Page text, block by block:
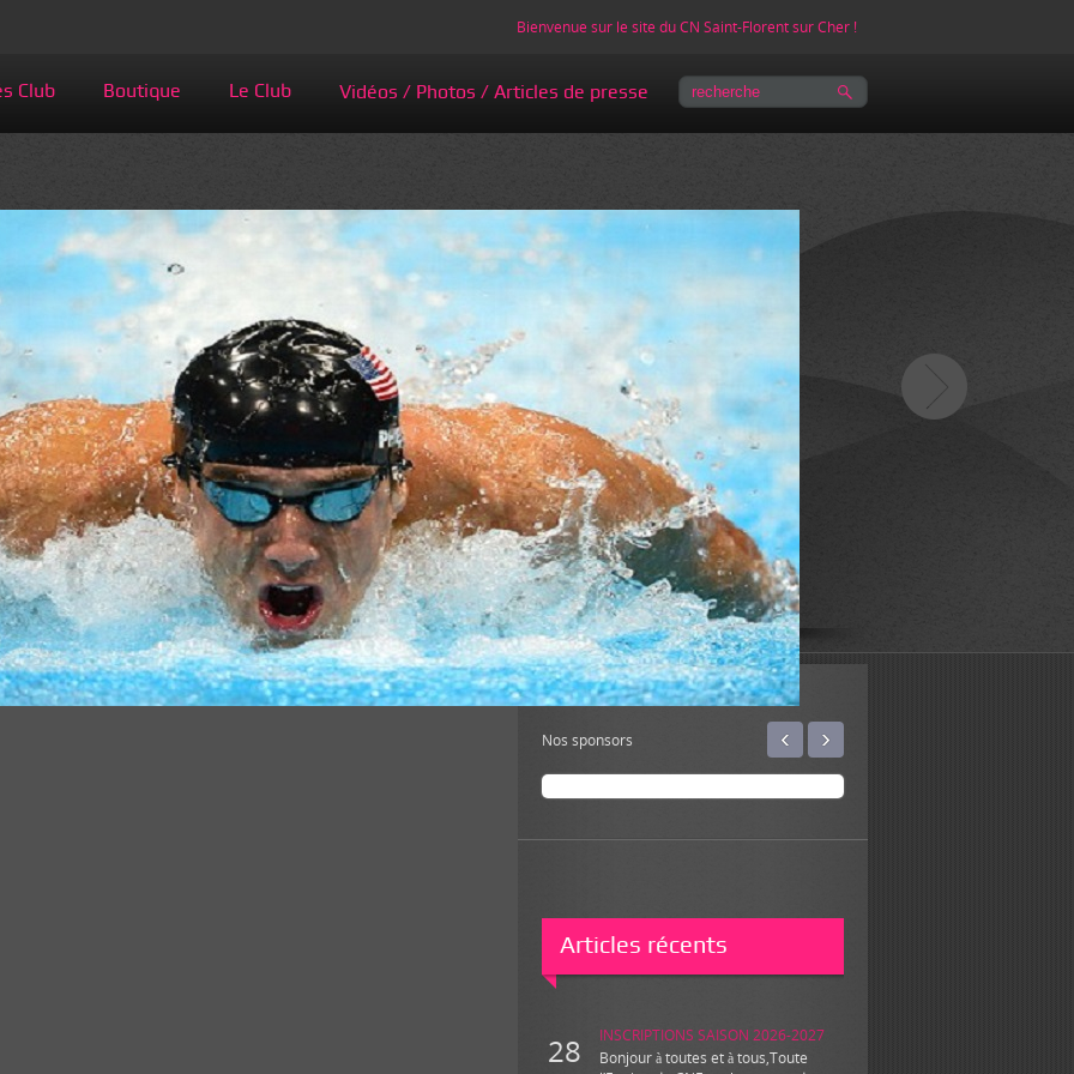
Bienvenue sur le site du CN Saint-Florent sur Cher !
Club Boutique Le Club Vidéos / Photos / Articles de presse
Nos sponsors ‹ ›
Articles récents
28
INSCRIPTIONS SAISON 2026-2027
Bonjour à toutes et à tous,Toute